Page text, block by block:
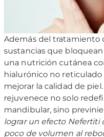
Además del tratamiento
sustancias que
una nutrición cutánea
hialurónico no reticulado
mejorar la calidad de
rejuvenece no solo
mandibular, sino
lograr un efecto Nefertiti
poco de volumen al